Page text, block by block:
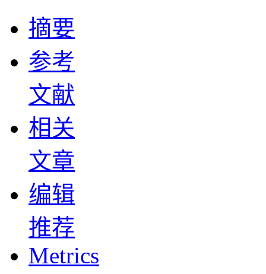
摘要
参考
文献
相关
文章
编辑
推荐
Metrics